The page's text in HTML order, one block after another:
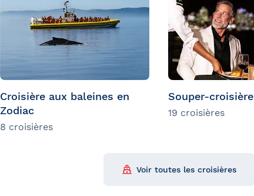
Croisière aux baleines en
Zodiac
8 croisières
Souper-croisière
19 croisières
Voir toutes les croisières